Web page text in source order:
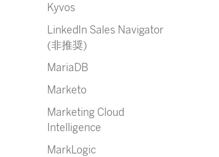
Kyvos
LinkedIn Sales Navigator
(非推奨)
MariaDB
Marketo
Marketing Cloud
Intelligence
MarkLogic